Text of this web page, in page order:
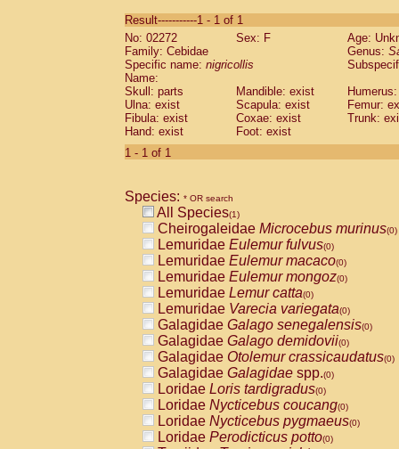
CebidaeSaguinus labiatus(0)
Cebidae Saguinus leucopus (0)
Cebidae
CebidaeSaguinus mystax
Cebidae Saguinus nigricollis (1)
Cebidae Saguinus oedipus
Cebidae Saguinus weddelli
Cebidae Saguinusspp.
Cebidae
CebidaeCebus capucinus
CebidaeCebus nigrivittatus
CebidaeCebus spp.(0)
CebidaeSaimiri boliviensis(0)
CebidaeSaimiri sciureus(0)
AtelidaeAlouatta caraya(0)
AtelidaeAlouatta fusca(0)
AtelidaeAlouatta seniculus(0)
AtelidaeAlouattaspp.(0)
AtelidaeAteles belzebuth(0)
AtelidaeAteles geoffroyi(0)
AtelidaeAteles paniscus(0)
AtelidaeAtelesspp.(0)
AtelidaeLagothrix lagothricha(0)
AtelidaeLagothrix lagothricha cana
PitheciidaeCacajao calvus
Result-----------1 - 1 of 1
No: 02272
Sex: F
Age:
Family: Cebidae
Genus:
Specific name: nigricollis
Name:
Skull: parts
Mandible: exist
Ulna: exist
Scapula: exist
Femur:
Fibula: exist
Coxae: exist
Trunk:
Hand: exist
Foot: exist
1 - 1 of 1
Species: * OR search
All Species(1)
Cheirogaleidae Microcebus murinus(0)
Lemuridae Eulemur fulvus(0)
Lemuridae Eulemur macaco(0)
Lemuridae Eulemur mongoz(0)
Lemuridae Lemur catta(0)
Lemuridae Varecia variegata(0)
Galagidae Galago senegalensis(0)
Galagidae Galago demidovii(0)
Galagidae Otolemur crassicaudatus(0)
Galagidae Galagidae spp.(0)
Loridae Loris tardigradus(0)
Loridae Nycticebus coucang(0)
Loridae Nycticebus pygmaeus(0)
Loridae Perodicticus potto(0)